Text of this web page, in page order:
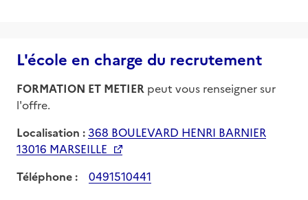
L'école en charge du recrutement
FORMATION ET METIER peut vous renseigner sur
l'offre.
Localisation :368 BOULEVARD HENRI BARNIER
13016 MARSEILLE
Téléphone :
0491510441